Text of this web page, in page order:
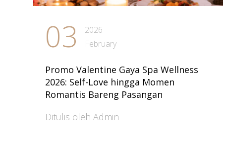
03
2026
February
Promo Valentine Gaya Spa Wellness
2026: Self-Love hingga Momen
Romantis Bareng Pasangan
Ditulis oleh Admin